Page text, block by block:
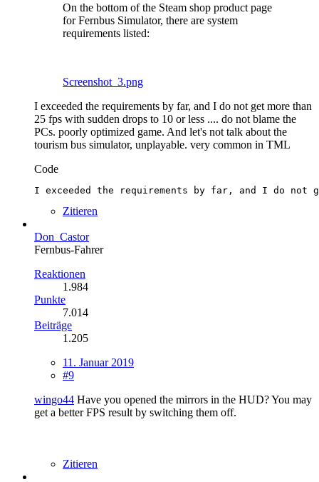
On the bottom of the Steam shop product page
for Fernbus Simulator, there are system
requirements listed:
Screenshot_3.png
I exceeded the requirements by far, and I do not get more than
25 fps with sudden drops to 10 or less .... do not blame the
PCs. poorly optimized game. And let's not talk about the
tourism bus simulator, unplayable. very common in TML
Code
I exceeded the requirements by far, and I do not
Zitieren
Don_Castor
Fernbus-Fahrer
Reaktionen
1.984
Punkte
7.014
Beiträge
1.205
11. Januar 2019
#9
wingo44 Have you opened the mirrors in the HUD? You may
get a better FPS result by switching them off.
Zitieren